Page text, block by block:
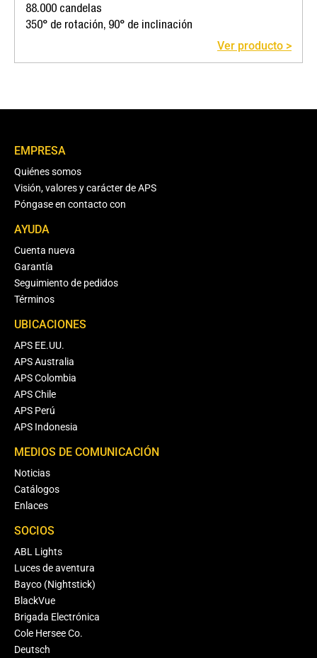
88.000 candelas
350° de rotación, 90° de inclinación
Ver producto >
EMPRESA
Quiénes somos
Visión, valores y carácter de APS
Póngase en contacto con
AYUDA
Cuenta nueva
Garantía
Seguimiento de pedidos
Términos
UBICACIONES
APS EE.UU.
APS Australia
APS Colombia
APS Chile
APS Perú
APS Indonesia
MEDIOS DE COMUNICACIÓN
Noticias
Catálogos
Enlaces
SOCIOS
ABL Lights
Luces de aventura
Bayco (Nightstick)
BlackVue
Brigada Electrónica
Cole Hersee Co.
Deutsch